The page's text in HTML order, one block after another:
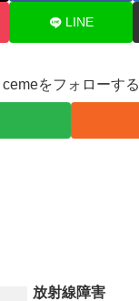
LINE
cemeをフォローする
放射線障害